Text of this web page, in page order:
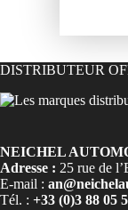
DISTRIBUTEUR
NEICHEL
Adresse : 25 rue de
E-mail :
Tél. : +33 (0)3 88 05